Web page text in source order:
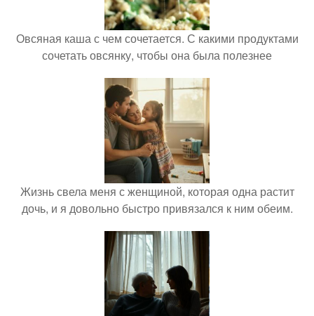
Овсяная каша с чем сочетается. С какими продуктами
сочетать овсянку, чтобы она была полезнее
Жизнь свела меня с женщиной, которая одна растит
дочь, и я довольно быстро привязался к ним обеим.